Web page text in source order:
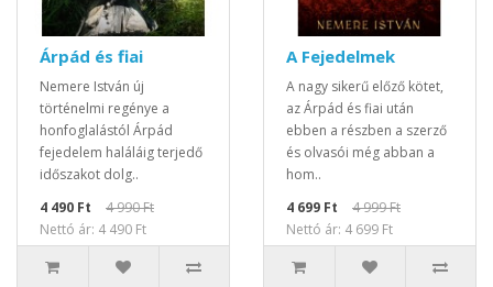
Árpád és fiai
Nemere István új
történelmi regénye a
honfoglalástól Árpád
fejedelem haláláig terjedő
időszakot dolg..
4 490 Ft
4 990 Ft
Nettó ár: 4 490 Ft
A Fejedelmek
A nagy sikerű előző kötet,
az Árpád és fiai után
ebben a részben a szerző
és olvasói még abban a
hom..
4 699 Ft
4 999 Ft
Nettó ár: 4 699 Ft